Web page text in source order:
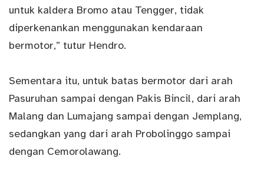
untuk kaldera Bromo atau Tengger, tidak
diperkenankan menggunakan kendaraan
bermotor,” tutur Hendro.
Sementara itu, untuk batas bermotor dari arah
Pasuruhan sampai dengan Pakis Bincil, dari arah
Malang dan Lumajang sampai dengan Jemplang,
sedangkan yang dari arah Probolinggo sampai
dengan Cemorolawang.